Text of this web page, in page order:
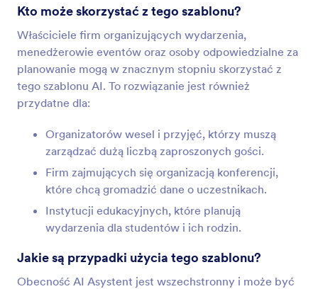
Kto może skorzystać z tego szablonu?
Właściciele firm organizujących wydarzenia,
menedżerowie eventów oraz osoby odpowiedzialne za
planowanie mogą w znacznym stopniu skorzystać z
tego szablonu AI. To rozwiązanie jest również
przydatne dla:
Organizatorów wesel i przyjęć, którzy muszą
zarządzać dużą liczbą zaproszonych gości.
Firm zajmujących się organizacją konferencji,
które chcą gromadzić dane o uczestnikach.
Instytucji edukacyjnych, które planują
wydarzenia dla studentów i ich rodzin.
Jakie są przypadki użycia tego szablonu?
Obecność AI Asystent jest wszechstronny i może być